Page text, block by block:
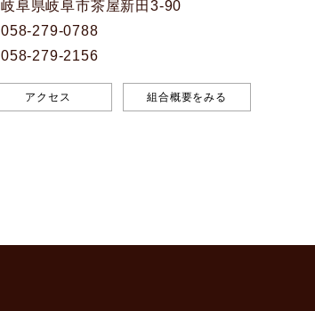
岐阜県岐阜市茶屋新田3-90
058-279-0788
058-279-2156
アクセス 組合概要をみる